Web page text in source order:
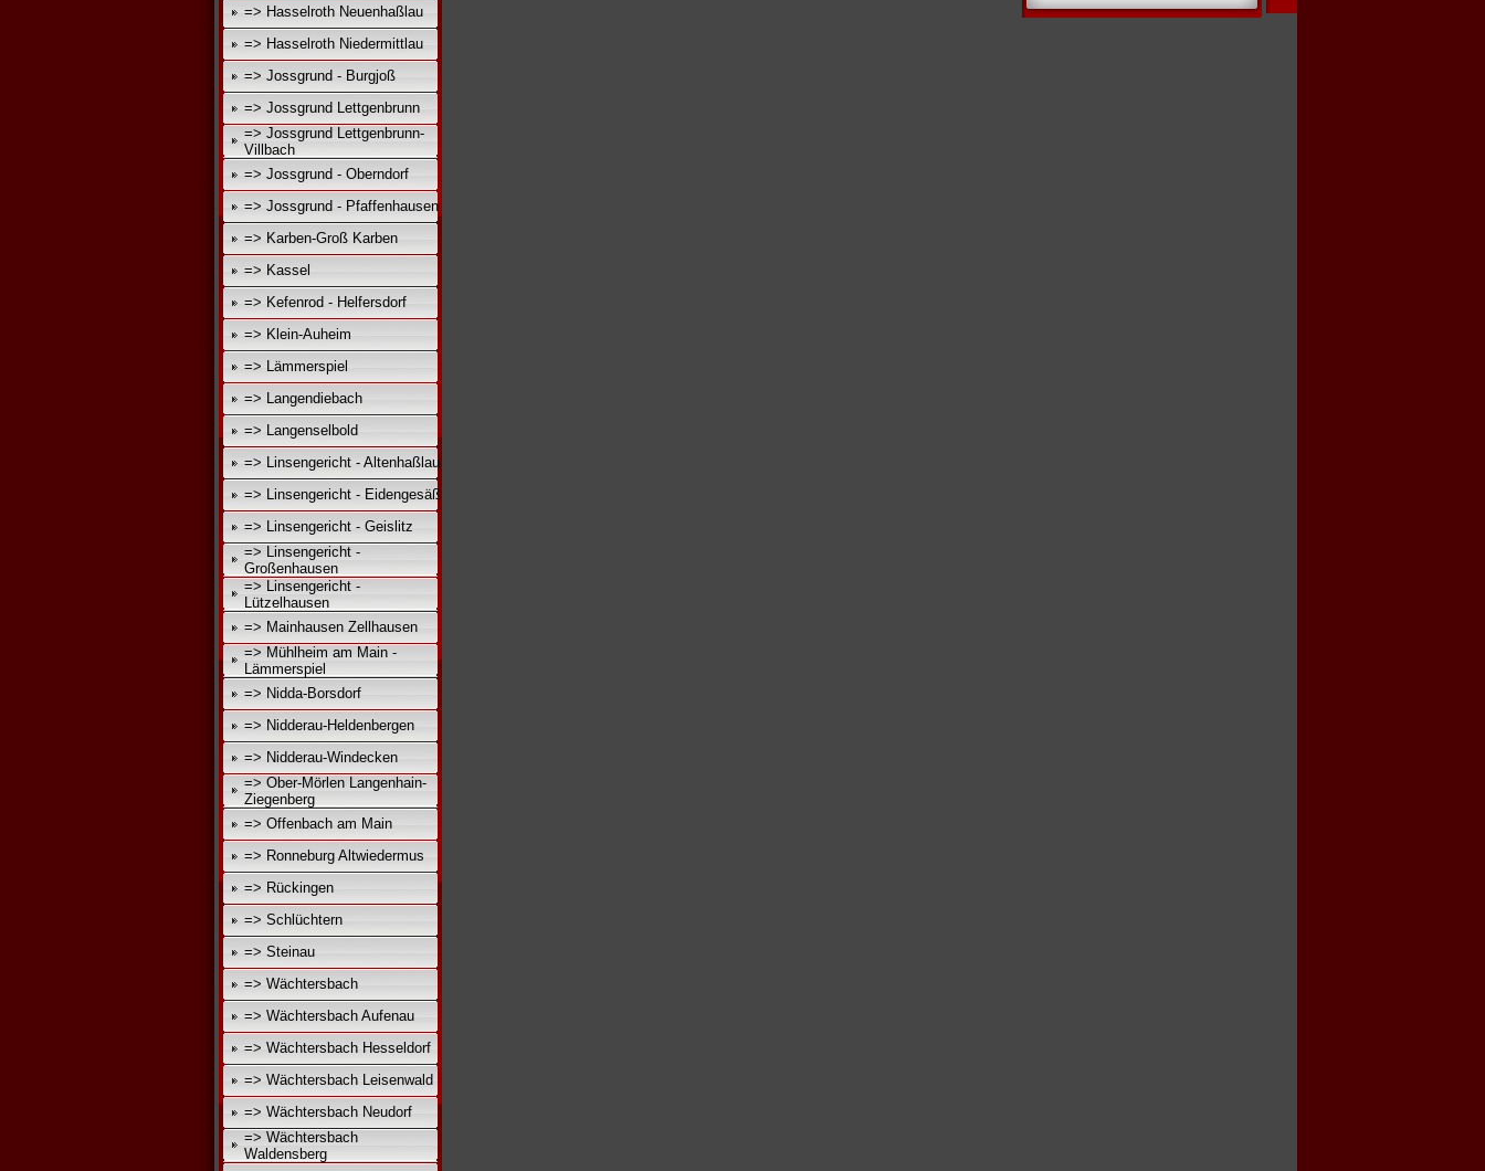
=> Hasselroth Neuenhaßlau
=> Hasselroth Niedermittlau
=> Jossgrund - Burgjoß
=> Jossgrund Lettgenbrunn
=> Jossgrund Lettgenbrunn-
Villbach
=> Jossgrund - Oberndorf
=> Jossgrund - Pfaffenhausen
=> Karben-Groß Karben
=> Kassel
=> Kefenrod - Helfersdorf
=> Klein-Auheim
=> Lämmerspiel
=> Langendiebach
=> Langenselbold
=> Linsengericht - Altenhaßlau
=> Linsengericht - Eidengesäß
=> Linsengericht - Geislitz
=> Linsengericht -
Großenhausen
=> Linsengericht -
Lützelhausen
=> Mainhausen Zellhausen
=> Mühlheim am Main -
Lämmerspiel
=> Nidda-Borsdorf
=> Nidderau-Heldenbergen
=> Nidderau-Windecken
=> Ober-Mörlen Langenhain-
Ziegenberg
=> Offenbach am Main
=> Ronneburg Altwiedermus
=> Rückingen
=> Schlüchtern
=> Steinau
=> Wächtersbach
=> Wächtersbach Aufenau
=> Wächtersbach Hesseldorf
=> Wächtersbach Leisenwald
=> Wächtersbach Neudorf
=> Wächtersbach
Waldensberg